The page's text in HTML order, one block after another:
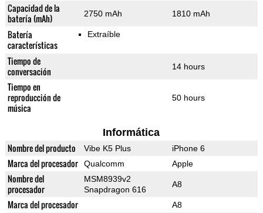
Capacidad de la
batería (mAh)
2750 mAh 1810 mAh
Batería
características
Extraíble
Tiempo de
conversación
14 hours
Tiempo en
reproducción de
música
50 hours
Informática
Nombre del producto Vibe K5 Plus iPhone 6
Marca del procesador Qualcomm Apple
Nombre del
procesador
MSM8939v2
Snapdragon 616
A8
Marca del procesador A8